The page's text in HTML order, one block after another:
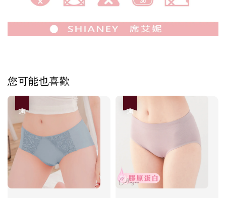
您可能也喜歡